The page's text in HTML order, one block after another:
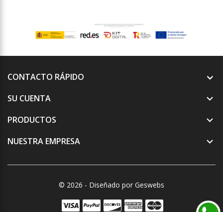
CONTACTO RÁPIDO
SU CUENTA

PRODUCTOS 
NUESTRA EMPRESA 
© 2026 - Diseñado por Geswebs